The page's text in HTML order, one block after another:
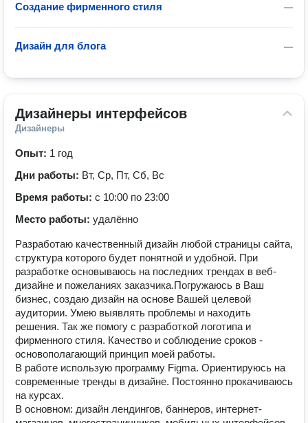
—
Создание фирменного стиля
—
Дизайн для блога
Дизайнеры интерфейсов
Дизайнеры
Опыт: 1 год
Дни работы: Вт, Ср, Пт, Сб, Вс
Время работы: с 10:00 по 23:00
Место работы: удалённо
Разработаю качественный дизайн любой страницы сайта,
структура которого будет понятной и удобной. При
разработке основываюсь на последних трендах в веб-
дизайне и пожеланиях заказчика.Погружаюсь в Ваш
бизнес, создаю дизайн на основе Вашей целевой
аудитории. Умею выявлять проблемы и находить
решения. Так же помогу с разработкой логотипа и
фирменного стиля. Качество и соблюдение сроков -
основополагающий принцип моей работы.
В работе использую программу Figma. Ориентируюсь на
современные тренды в дизайне. Постоянно прокачиваюсь
на курсах.
В основном: дизайн лендингов, баннеров, интернет-